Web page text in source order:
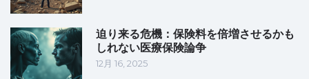
迫り来る危機：保険料を倍増させるかも
しれない医療保険論争
12月 16, 2025